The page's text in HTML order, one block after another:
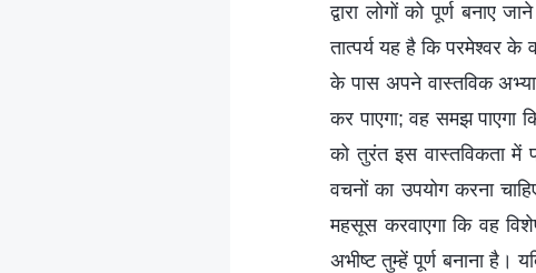
द्वारा लोगों को पूर्ण
तात्पर्य यह है कि परमेश्वर के
के पास अपने वास्तविक
कर पाएगा; वह समझ
को तुरंत इस वास्तविकता
वचनों का उपयोग करना
महसूस करवाएगा कि वह
अभीष्ट तुम्हें पूर्ण बनाना है।